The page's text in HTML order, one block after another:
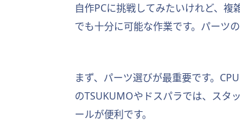
自作PCに挑戦してみたいけれど、
でも十分に可能な作業です。パーツ
まず、パーツ選びが最重要です。
のTSUKUMOやドスパラでは、スタ
ールが便利です。